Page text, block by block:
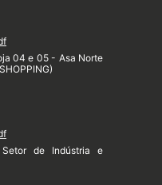
04 e 05 - Asa Norte
de Indústria e